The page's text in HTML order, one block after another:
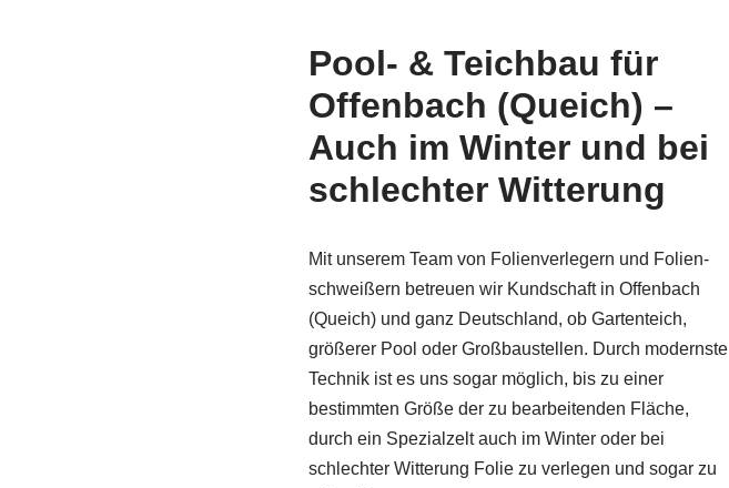
Pool- & Teichbau für
Offenbach (Queich) –
Auch im Winter und bei
schlechter Witterung
Mit unserem Team von Folienverlegern und Folien­
schweißern betreuen wir Kundschaft in Offenbach
(Queich) und ganz Deutschland, ob Gartenteich,
größerer Pool oder Großbaustellen. Durch modernste
Technik ist es uns sogar möglich, bis zu einer
bestimmten Größe der zu bearbeitenden Fläche,
durch ein Spezi­alzelt auch im Winter oder bei
schlechter Witterung Folie zu verlegen und sogar zu